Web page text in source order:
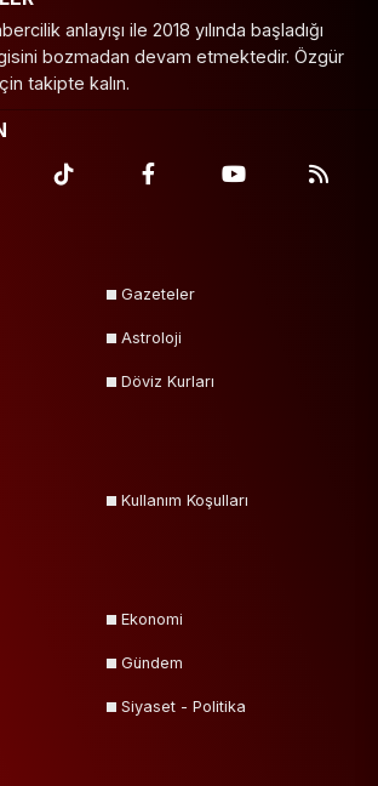
anlayışı ile 2018 yılında başladığı
bozmadan devam etmektedir. Özgür
takipte kalın.
Gazeteler
Astroloji
Döviz Kurları
Kullanım Koşulları
Ekonomi
Gündem
Siyaset - Politika